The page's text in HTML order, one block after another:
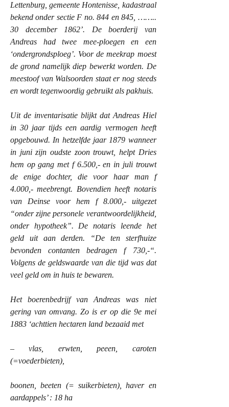
Lettenburg, gemeente Hontenisse, kadastraal
bekend onder sectie F no. 844 en 845, ……..
30 december 1862’. De boerderij van
Andreas had twee mee-ploegen en een
‘ondergrondsploeg’. Voor de meekrap moest
de grond namelijk diep bewerkt worden. De
meestoof van Walsoorden staat er nog steeds
en wordt tegenwoordig gebruikt als pakhuis.
Uit de inventarisatie blijkt dat Andreas Hiel
in 30 jaar tijds een aardig vermogen heeft
opgebouwd. In hetzelfde jaar 1879 wanneer
in juni zijn oudste zoon trouwt, helpt Dries
hem op gang met f 6.500,- en in juli trouwt
de enige dochter, die voor haar man f
4.000,- meebrengt. Bovendien heeft notaris
van Deinse voor hem f 8.000,- uitgezet
“onder zijne personele verantwoordelijkheid,
onder hypotheek”. De notaris leende het
geld uit aan derden. “De ten sterfhuize
bevonden contanten bedragen f 730,-“.
Volgens de geldswaarde van die tijd was dat
veel geld om in huis te bewaren.
Het boerenbedrijf van Andreas was niet
gering van omvang. Zo is er op die 9e mei
1883 ‘achttien hectaren land bezaaid met
– vlas, erwten, peeen, caroten
(=voederbieten),
boonen, beeten (= suikerbieten), haver en
aardappels’ : 18 ha